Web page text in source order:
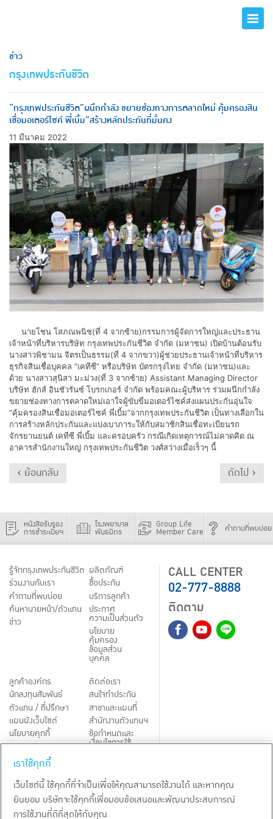
ข่าว
กรุงเทพประกันชีวิต
“กรุงเทพประกันชีวิต”ผนึกกำลัง ขยายช่องทางการตลาดใหม่ คุ้มครองสิน
เชื่อมอเตอร์ไซค์ พี่เบิ้ม”สร้างหลักประกันที่มั่นคง
11 มีนาคม 2022
นายโชน โสภณพนิช(ที่ 4 จากซ้าย)กรรมการผู้จัดการใหญ่และประธาน
เจ้าหน้าที่บริหารบริษัท กรุงเทพประกันชีวิต จำกัด (มหาชน) เปิดบ้านต้อนรับ
นางสาวพิชามน จิตรเป็นธรรม(ที่ 4 จากขวา)ผู้ช่วยประธานเจ้าหน้าที่บริหาร
ธุรกิจสินเชื่อบุคคล “เคทีซี” หรือบริษัท บัตรกรุงไทย จำกัด (มหาชน)และ
ด้วย นางสาวสุนิสา มะม่วง(ที่ 3 จากซ้าย) Assistant Managing Director
บริษัท ฮักส์ อินชัวรันซ์ โบรกเกอร์ จํากัด พร้อมคณะผู้บริหาร ร่วมผนึกกำลัง
ขยายช่องทางการตลาดใหม่เอาใจผู้ขับขี่มอเตอร์ไซค์ส่งแผนประกันอุ่นใจ
“คุ้มครองสินเชื่อมอเตอร์ไซค์ พี่เบิ้ม”จากกรุงเทพประกันชีวิต เป็นทางเลือกใน
การสร้างหลักประกันและแบ่งเบาภาระให้กับสมาชิกสินเชื่อทะเบียนรถ
จักรยานยนต์ เคทีซี พี่เบิ้ม และครอบครัว กรณีเกิดเหตุการณ์ไม่คาดคิด ณ
อาคารสำนักงานใหญ่ กรุงเทพประกันชีวิต วงศ์สว่างเมื่อเร็วๆ นี้
‹ ย้อนกลับ ถัดไป ›
หนังสือรับรอง
การชำระเบี้ยฯ
โรงพยาบาล
พันธมิตร
Group Life
Member Care คำถามที่พบบ่อย
รู้จักกรุงเทพประกันชีวิต
ร่วมงานกับเรา
คำถามที่พบบ่อย
ค้นหานายหน้า/ตัวแทน
ข่าว
ผลิตภัณฑ์
ชื้อประกัน
บริการลูกค้า
ประกาศ
ความเป็นส่วนตัว
นโยบาย
คุ้มครอง
ข้อมูลส่วน
บุคคล
ลูกค้าองค์กร
นักลงทุนสัมพันธ์
ตัวแทน / ที่ปรึกษา
แผนผังเว็บไซต์
นโยบายคุกกี้
Third-Party Notices
ติดต่อเรา
สนใจทำประกัน
สาขาและแผนที่
สำนักงานตัวแทนฯ
ข้อกำหนดและ
เงื่อนไขการใช้
CALL CENTER
02-777-8888
ติดตาม
TH EN
สงวนลิขสิทธิ์ พ.ศ.2569
เราใช้คุกกี้
เว็บไซต์นี้ ใช้คุกกี้ที่จำเป็นเพื่อให้คุณสามารถใช้งานได้ และหากคุณ
ยินยอม บริษัทจะใช้คุกกี้เพื่อมอบข้อเสนอและพัฒนาประสบการณ์
การใช้งานที่ดีที่สุดให้กับคุณ